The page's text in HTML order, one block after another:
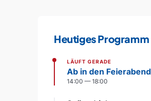
Heutiges Programm
LÄUFT GERADE
Ab in den Feierabend
14:00 — 18:00